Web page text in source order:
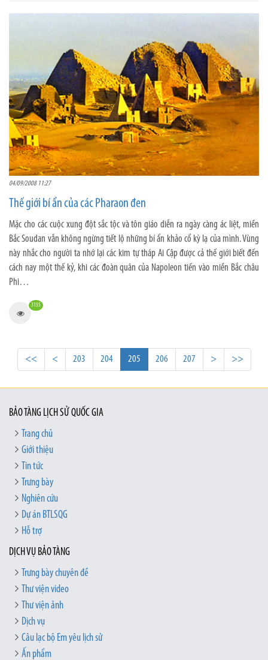
04/09/2008 11:27
Thế giới bí ẩn của các Pharaon đen
Mặc cho các cuộc xung đột sắc tộc và tôn giáo diễn ra ngày càng ác liệt, miền
Bắc Soudan vẫn không ngừng tiết lộ những bí ẩn khảo cổ kỳ lạ của mình. Vùng
này nhắc cho người ta nhớ lại các kim tự tháp Ai Cập được cả thế giới biết đến
cách nay một thế kỷ, khi các đoàn quân của Napoleon tiến vào miền Bắc châu
Phi…
3155
<< < 203 204 205 206 207 > >>
BẢO TÀNG LỊCH SỬ QUỐC GIA
Trang chủ
Giới thiệu
Tin tức
Trưng bày
Nghiên cứu
Dự án BTLSQG
Hỗ trợ
DỊCH VỤ BẢO TÀNG
Trưng bày chuyên đề
Thư viện video
Thư viện ảnh
Dịch vụ
Câu lạc bộ Em yêu lịch sử
Ấn phẩm